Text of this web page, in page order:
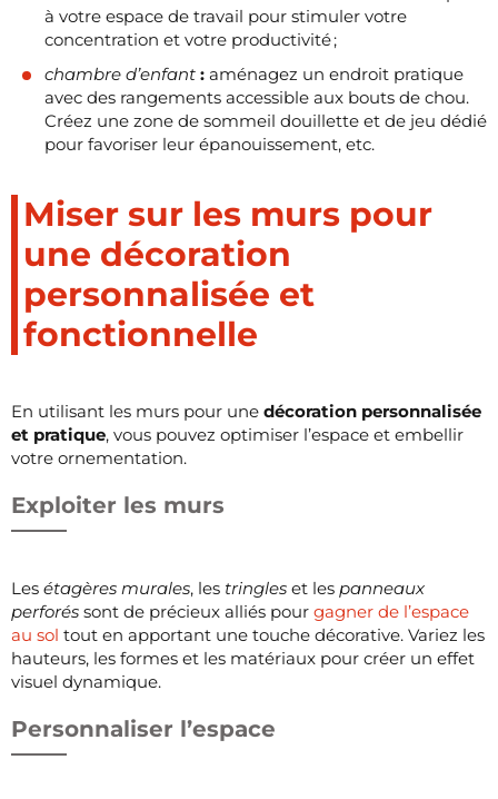
à votre espace de travail pour stimuler votre
concentration et votre productivité ;
chambre d’enfant : aménagez un endroit pratique
avec des rangements accessible aux bouts de chou.
Créez une zone de sommeil douillette et de jeu dédié
pour favoriser leur épanouissement, etc.
Miser sur les murs pour
une décoration
personnalisée et
fonctionnelle
En utilisant les murs pour une décoration personnalisée
et pratique, vous pouvez optimiser l’espace et embellir
votre ornementation.
Exploiter les murs
Les étagères murales, les tringles et les panneaux
perforés sont de précieux alliés pour gagner de l’espace
au sol tout en apportant une touche décorative. Variez les
hauteurs, les formes et les matériaux pour créer un effet
visuel dynamique.
Personnaliser l’espace